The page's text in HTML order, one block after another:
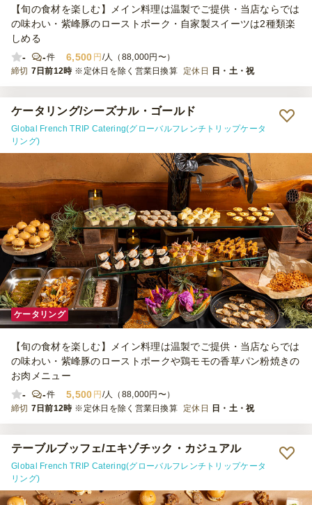
【旬の食材を楽しむ】メイン料理は温製でご提供・当店ならでは
の味わい・紫峰豚のローストポーク・自家製スイーツは2種類楽
しめる
-
-件 6,500 円 /人（88,000円〜）
締切 7日前12時 ※定休日を除く営業日換算 定休日 日・土・祝
ケータリング/シーズナル・ゴールド
Global French TRIP Catering(グローバルフレンチトリップケータ
リング)
ケータリング
【旬の食材を楽しむ】メイン料理は温製でご提供・当店ならでは
の味わい・紫峰豚のローストポークや鶏モモの香草パン粉焼きの
お肉メニュー
-
-件 5,500 円 /人（88,000円〜）
締切 7日前12時 ※定休日を除く営業日換算 定休日 日・土・祝
テーブルブッフェ/エキゾチック・カジュアル
Global French TRIP Catering(グローバルフレンチトリップケータ
リング)